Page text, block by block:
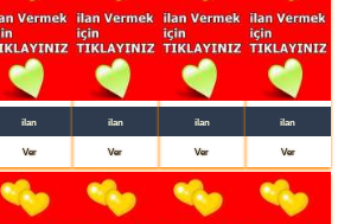
ilan
Ver
ilan
Ver
ilan
Ver
ilan
Ver